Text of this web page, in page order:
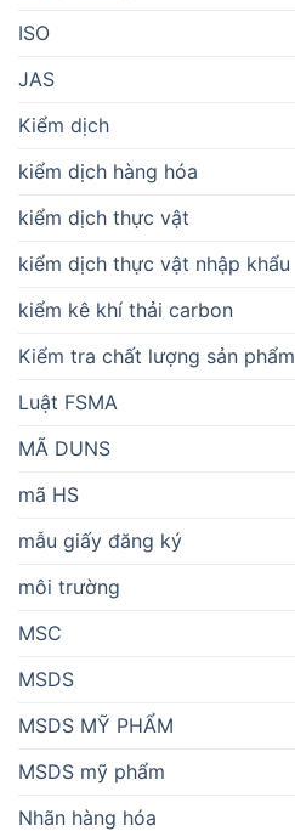
ISO
JAS
Kiểm dịch
kiểm dịch hàng hóa
kiểm dịch thực vật
kiểm dịch thực vật nhập khẩu
kiểm kê khí thải carbon
Kiểm tra chất lượng sản phẩm
Luật FSMA
MÃ DUNS
mã HS
mẫu giấy đăng ký
môi trường
MSC
MSDS
MSDS MỸ PHẨM
MSDS mỹ phẩm
Nhãn hàng hóa